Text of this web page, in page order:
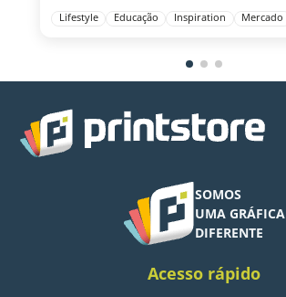
Lifestyle Educação Inspiration Mercado
SOMOS
UMA GRÁFICA
DIFERENTE
Acesso rápido